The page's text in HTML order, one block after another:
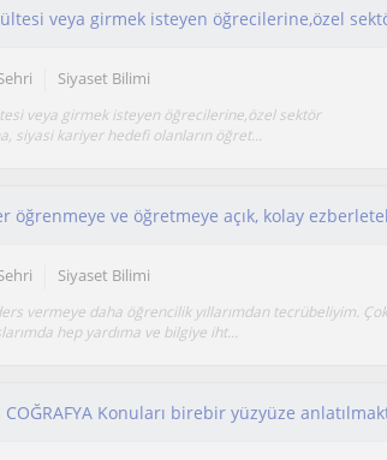
Siyaset Bilimi
veya girmek isteyen öğrecilerine,özel sektör
siyasi kariyer hedefi olanların öğret...
Siyaset Bilimi
vermeye daha öğrencilik yıllarımdan tecrübeliyim. Çok
hep yardıma ve bilgiye iht...
COĞRAFYA Konuları birebir yüzyüze